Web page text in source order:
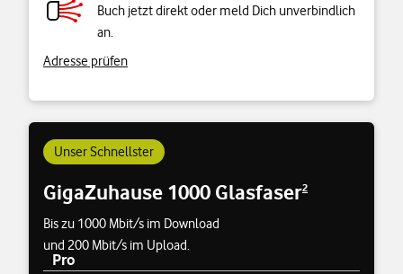
Buch jetzt direkt oder meld Dich unverbindlich
an.
Adresse prüfen
Unser Schnellster
GigaZuhause 1000 Glasfaser2
Bis zu 1000 Mbit/s im Download
und 200 Mbit/s im Upload.
Pro